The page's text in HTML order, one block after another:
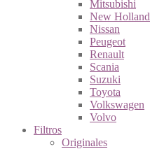
Mitsubishi
New Holland
Nissan
Peugeot
Renault
Scania
Suzuki
Toyota
Volkswagen
Volvo
Filtros
Originales